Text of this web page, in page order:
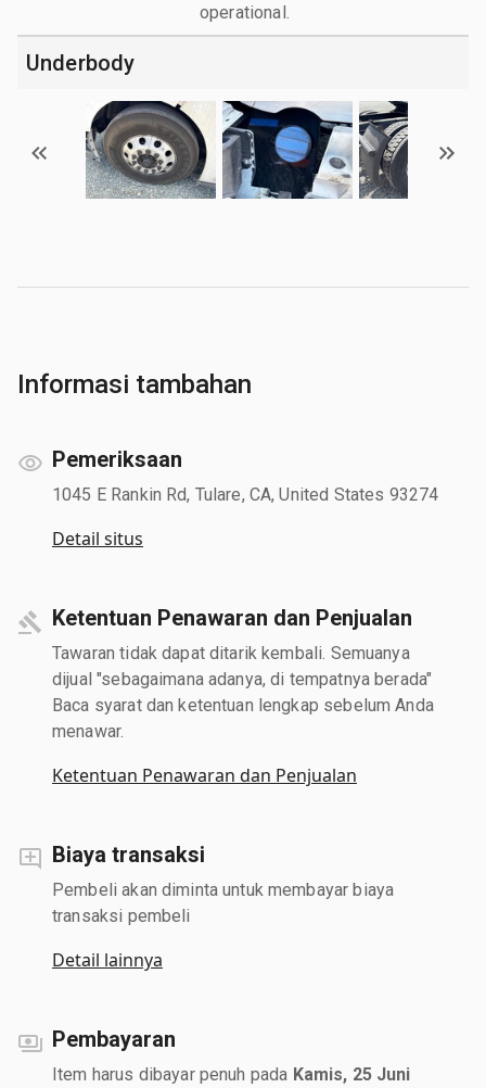
operational.
Underbody
Informasi tambahan
Pemeriksaan
1045 E Rankin Rd, Tulare, CA, United States 93274
Detail situs
Ketentuan Penawaran dan Penjualan
Tawaran tidak dapat ditarik kembali. Semuanya
dijual "sebagaimana adanya, di tempatnya berada"
Baca syarat dan ketentuan lengkap sebelum Anda
menawar.
Ketentuan Penawaran dan Penjualan
Biaya transaksi
Pembeli akan diminta untuk membayar biaya
transaksi pembeli
Detail lainnya
Pembayaran
Item harus dibayar penuh pada Kamis, 25 Juni